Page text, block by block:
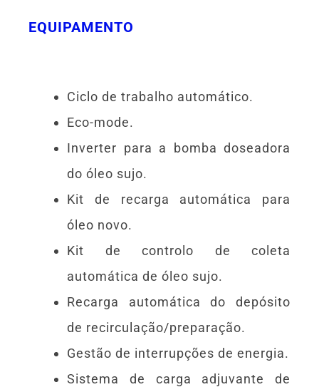
EQUIPAMENTO
Ciclo de trabalho automático.
Eco-mode.
Inverter para a bomba doseadora
do óleo sujo.
Kit de recarga automática para
óleo novo.
Kit de controlo de coleta
automática de óleo sujo.
Recarga automática do depósito
de recirculação/preparação.
Gestão de interrupções de energia.
Sistema de carga adjuvante de